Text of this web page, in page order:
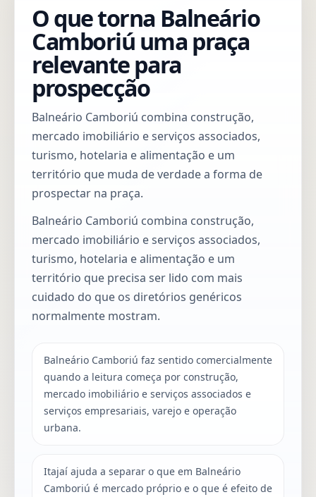
O que torna Balneário
Camboriú uma praça
relevante para
prospecção
Balneário Camboriú combina construção,
mercado imobiliário e serviços associados,
turismo, hotelaria e alimentação e um
território que muda de verdade a forma de
prospectar na praça.
Balneário Camboriú combina construção,
mercado imobiliário e serviços associados,
turismo, hotelaria e alimentação e um
território que precisa ser lido com mais
cuidado do que os diretórios genéricos
normalmente mostram.
Balneário Camboriú faz sentido comercialmente
quando a leitura começa por construção,
mercado imobiliário e serviços associados e
serviços empresariais, varejo e operação
urbana.
Itajaí ajuda a separar o que em Balneário
Camboriú é mercado próprio e o que é efeito de